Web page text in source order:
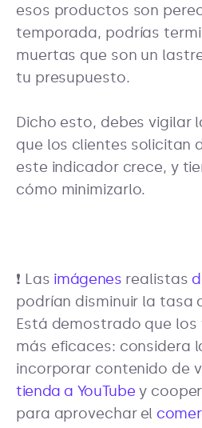
esos productos son
temporada, podrías
muertas que son un
tu presupuesto.
Dicho esto, debes vigilar
que los clientes solicitan
este indicador crece, y
cómo minimizarlo.
❗ Las imágenes realistas
podrían disminuir la tasa
Está demostrado que los
más eficaces: considera
incorporar contenido de
tienda a YouTube y
para aprovechar el